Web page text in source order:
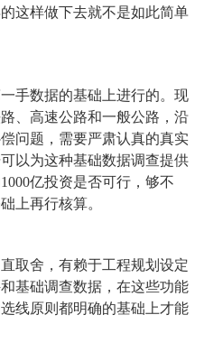
这样做下去就不是如此简单
手数据的基础上进行的。现
、高速公路和一般公路，沿
问题，需要严肃认真的真实
以为这种基础数据调查提供
亿投资是否可行，够不
上再行核算。
取舍，有赖于工程规划设定
基础调查数据，在这些功能
线原则都明确的基础上才能